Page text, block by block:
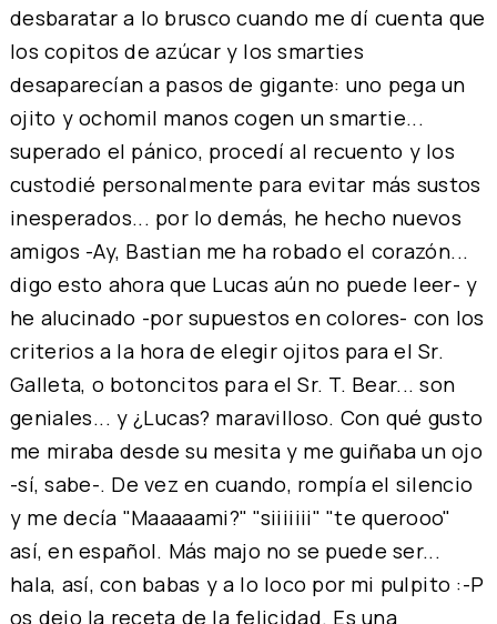
desbaratar a lo brusco cuando me dí cuenta que
los copitos de azúcar y los smarties
desaparecían a pasos de gigante: uno pega un
ojito y ochomil manos cogen un smartie...
superado el pánico, procedí al recuento y los
custodié personalmente para evitar más sustos
inesperados... por lo demás, he hecho nuevos
amigos -Ay, Bastian me ha robado el corazón...
digo esto ahora que Lucas aún no puede leer- y
he alucinado -por supuestos en colores- con los
criterios a la hora de elegir ojitos para el Sr.
Galleta, o botoncitos para el Sr. T. Bear... son
geniales... y ¿Lucas? maravilloso. Con qué gusto
me miraba desde su mesita y me guiñaba un ojo
-sí, sabe-. De vez en cuando, rompía el silencio
y me decía "Maaaaami?" "siiiiiii" "te querooo"
así, en español. Más majo no se puede ser...
hala, así, con babas y a lo loco por mi pulpito :-P
os dejo la receta de la felicidad. Es una